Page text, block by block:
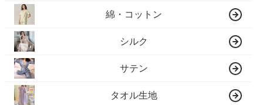
綿・コットン
シルク
サテン
タオル生地